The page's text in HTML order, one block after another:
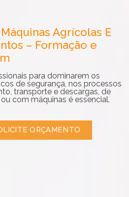
Agrícolas E
– Formação e
para dominarem os
de segurança, nos processos
transporte e descargas, de
com máquinas é essencial.
ORÇAMENTO